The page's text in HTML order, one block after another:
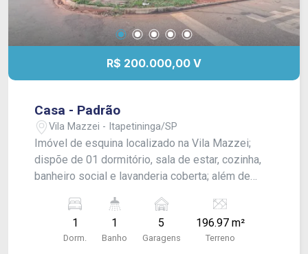
R$ 200.000,00 V
Casa - Padrão
Vila Mazzei - Itapetininga/SP
Imóvel de esquina localizado na Vila Mazzei;
dispõe de 01 dormitório, sala de estar, cozinha,
banheiro social e lavanderia coberta; além de
CONSULTE-NOS !
1
Dorm.
1
Banho
5
Garagens
196.97 m²
Terreno